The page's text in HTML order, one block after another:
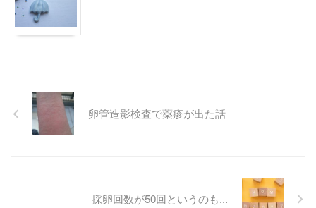
卵管造影検査で薬疹が出た話
採卵回数が50回というのも...